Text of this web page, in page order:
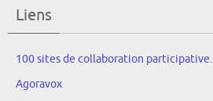
Liens
100 sites de collaboration participative.
Agoravox